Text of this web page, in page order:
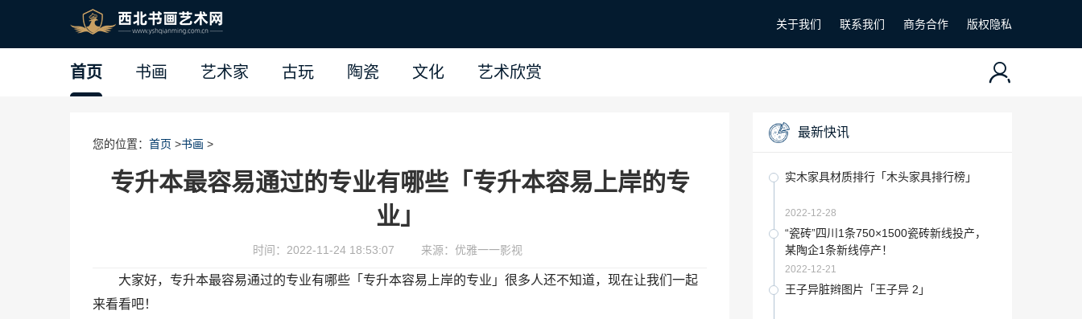
关于我们 联系我们 商务合作 版权隐私
首页 书画 艺术家 古玩 陶瓷 文化 艺术欣赏
您的位置： 首页 >书画 >
专升本最容易通过的专业有哪些「专升本容易上岸的专
业」
时间：2022-11-24 18:53:07 来源：优雅一一影视
大家好，专升本最容易通过的专业有哪些「专升本容易上岸的专业」很多人还不知道，现在让我们一起
来看看吧！
最新快讯
实木家具材质排行「木头家具排行榜」
2022-12-28
“瓷砖”四川1条750×1500瓷砖新线投产，
某陶企1条新线停产！
2022-12-21
王子异脏辫图片「王子异 2」